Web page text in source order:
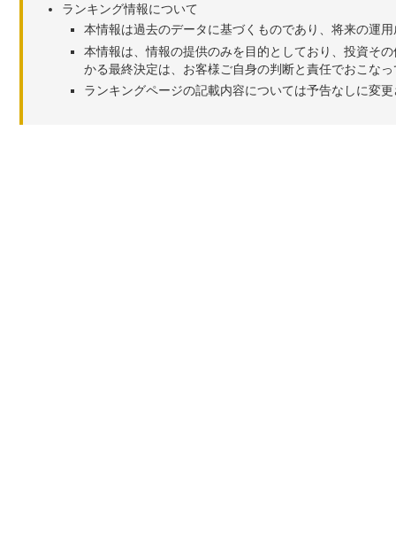
ランキング情報について
本情報は過去のデータに基づくものであり、将来の運
本情報は、情報の提供のみを目的としており、投資そ
かる最終決定は、お客様ご自身の判断と責任でおこな
ランキングページの記載内容については予告なしに変